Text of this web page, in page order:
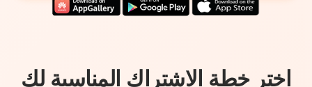
اختر خطة الاشتراك المناسبة لك